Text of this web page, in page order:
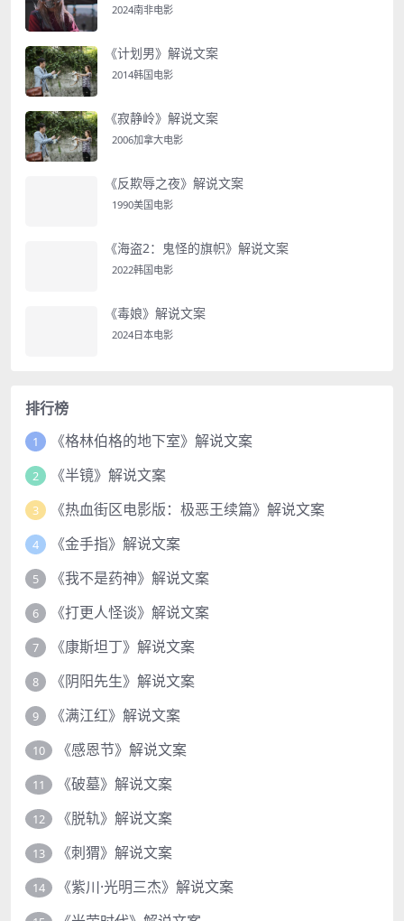
2024南非电影
《计划男》解说文案
2014韩国电影
《寂静岭》解说文案
2006加拿大电影
《反欺辱之夜》解说文案
1990美国电影
《海盗2：鬼怪的旗帜》解说文案
2022韩国电影
《毒娘》解说文案
2024日本电影
排行榜
1 《格林伯格的地下室》解说文案
2 《半镜》解说文案
3 《热血街区电影版：极恶王续篇》解说文案
4 《金手指》解说文案
5 《我不是药神》解说文案
6 《打更人怪谈》解说文案
7 《康斯坦丁》解说文案
8 《阴阳先生》解说文案
9 《满江红》解说文案
10 《感恩节》解说文案
11 《破墓》解说文案
12 《脱轨》解说文案
13 《刺猬》解说文案
14 《紫川·光明三杰》解说文案